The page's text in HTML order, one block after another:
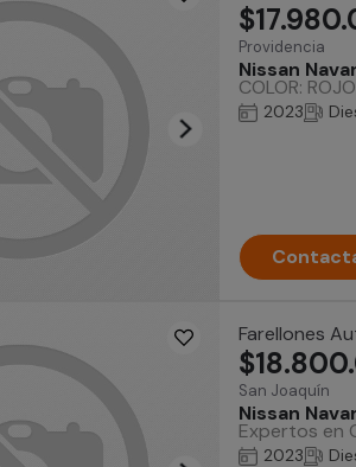
Providencia
Nissan
COLOR:
2023
Farellones
San Joaquín
Nissan
Expertos en
2023